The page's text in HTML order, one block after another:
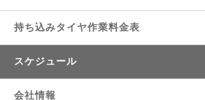
持ち込みタイヤ作業料金表
スケジュール
会社情報